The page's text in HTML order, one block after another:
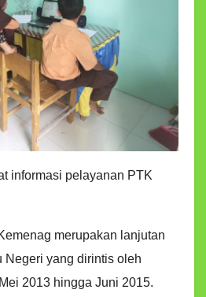
informasi pelayanan PTK
merupakan lanjutan
Negeri yang dirintis oleh
2013 hingga Juni 2015.